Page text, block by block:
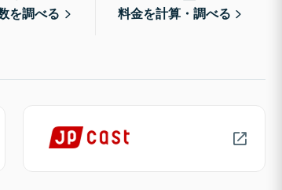
を調べる 料金を計算・調べる